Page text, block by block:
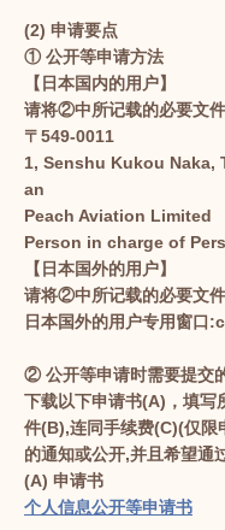
(2) 申请要点
① 公开等申请方法
【日本国内的用户】
请将②中所记载的必要文
〒549-0011
1, Senshu Kukou Naka,
an
Peach Aviation Limited
Person in charge of
【日本国外的用户】
请将②中所记载的必要文
日本国外的用户专用窗
② 公开等申请时需要提交
下载以下申请书(A)，填写
件(B),连同手续费(C)(仅限
的通知或公开,并且希望通
(A) 申请书
个人信息公开等申请书